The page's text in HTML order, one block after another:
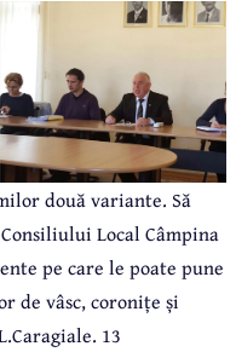
două variante. Să
Local Câmpina
pe care le poate pune
de vâsc, coronițe și
13